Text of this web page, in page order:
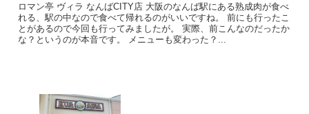
ロマン亭 ヴィラ なんばCITY店 大阪のなんば駅にある熟成肉が食べ
れる、駅の中なので食べて帰れるのがいいですね。 前にも行ったこ
とがあるので今回も行ってみましたが。 実際、前こんなのだったか
な？というのが本音です。 メニューも変わった？...